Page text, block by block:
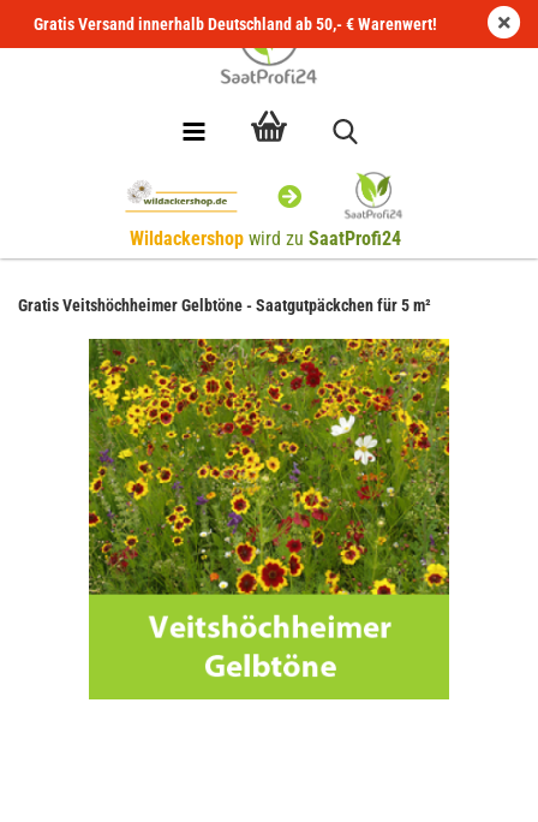
Wildackershop wird zu SaatProfi24
Gratis Versand innerhalb Deutschland ab 50,- € Warenwert!
Gratis Veitshöchheimer Gelbtöne - Saatgutpäckchen für 5 m²